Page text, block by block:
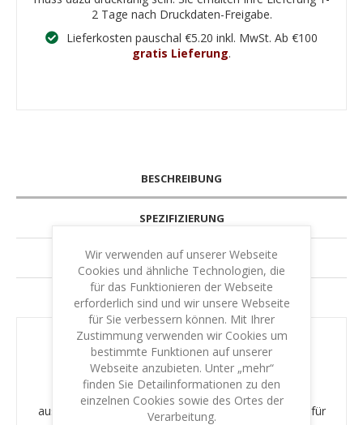
2 Tage nach Druckdaten-Freigabe.
Lieferkosten pauschal €5.20 inkl. MwSt. Ab €100
gratis Lieferung.
BESCHREIBUNG
SPEZIFIZIERUNG
GARANTIE & LEISTUNG
IHR SCHUTZ - IHRE SICHERHEIT
Langlebige Holzstempel
Es sind 2 Dinge, die den Klassichen Holzstempel
ausmachen: Er ist sehr preiswert und er funktioniert für
Wir verwenden auf unserer Webseite
Cookies und ähnliche Technologien, die
für das Funktionieren der Webseite
erforderlich sind und wir unsere Webseite
für Sie verbessern können. Mit Ihrer
Zustimmung verwenden wir Cookies um
bestimmte Funktionen auf unserer
Webseite anzubieten. Unter „mehr“
finden Sie Detailinformationen zu den
einzelnen Cookies sowie des Ortes der
Verarbeitung.